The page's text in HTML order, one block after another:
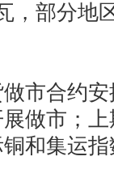
，部分地
市合约安
做市；
和集运